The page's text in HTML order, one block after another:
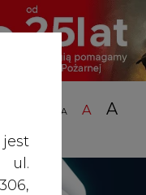
A A A
ul.